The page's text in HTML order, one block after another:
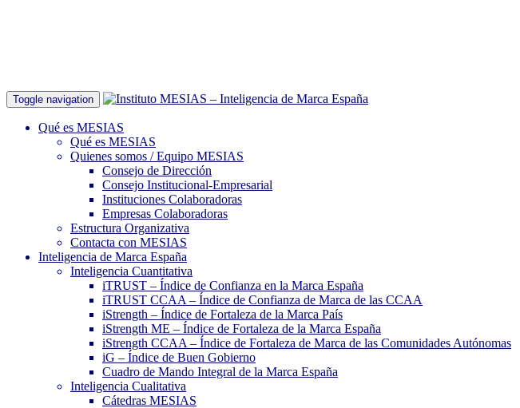
Toggle navigation
Qué es MESIAS
Qué es MESIAS
Quienes somos / Equipo MESIAS
Consejo de Dirección
Consejo Institucional-Empresarial
Instituciones Colaboradoras
Empresas Colaboradoras
Estructura Organizativa
Contacta con MESIAS
Inteligencia de Marca España
Inteligencia Cuantitativa
iTRUST – Índice de Confianza en la Marca España
iTRUST CCAA – Índice de Confianza de Marca de las CCAA
iStrength – Índice de Fortaleza de la Marca País
iStrength ME – Índice de Fortaleza de la Marca España
iStrength CCAA – Índice de Fortaleza de Marca de las Comunidades Autónomas
iG – Índice de Buen Gobierno
Cuadro de Mando Integral de la Marca España
Inteligencia Cualitativa
Cátedras MESIAS